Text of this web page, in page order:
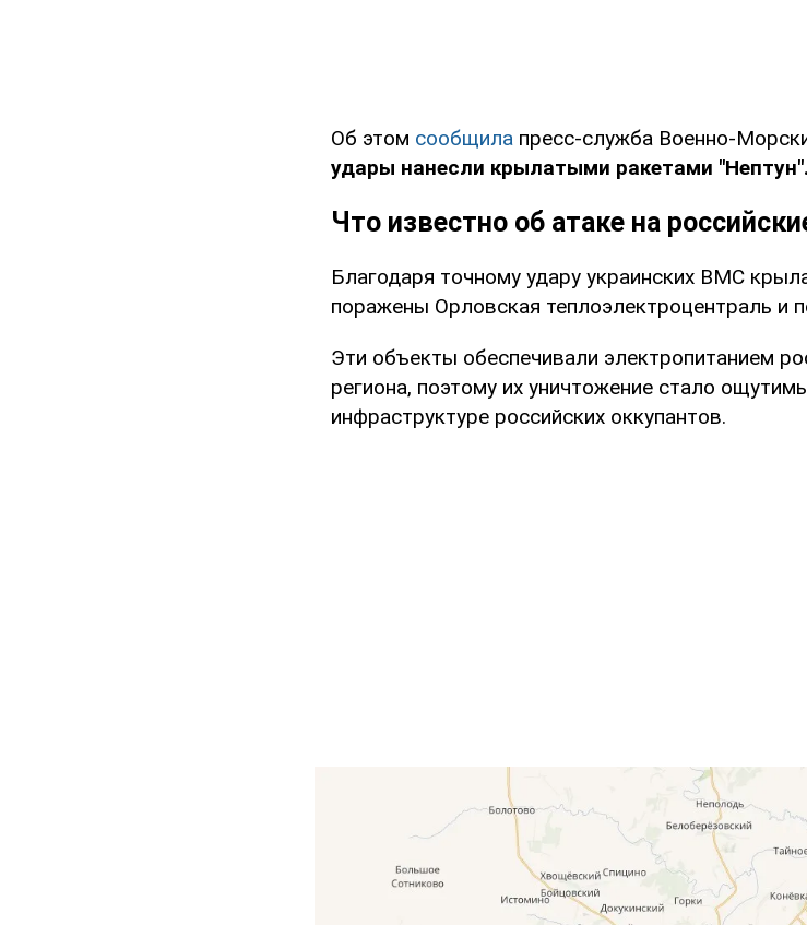
Об этом сообщила пресс-служба Военно-
удары нанесли крылатыми ракетами "Нептун".
Что известно об атаке на
Благодаря точному удару украинских ВМС
поражены Орловская теплоэлектроцентраль и
Эти объекты обеспечивали электропитанием
региона, поэтому их уничтожение стало
инфраструктуре российских оккупантов.